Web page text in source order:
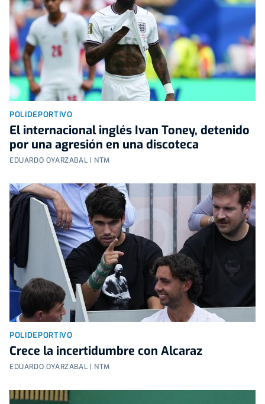
POLIDEPORTIVO
El internacional inglés Ivan Toney, detenido
por una agresión en una discoteca
EDUARDO OYARZABAL | NTM
POLIDEPORTIVO
Crece la incertidumbre con Alcaraz
EDUARDO OYARZABAL | NTM